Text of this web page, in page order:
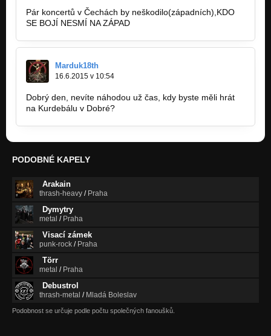
Pár koncertů v Čechách by neškodilo(západních),KDO
SE BOJÍ NESMÍ NA ZÁPAD
Marduk18th
16.6.2015 v 10:54
Dobrý den, nevíte náhodou už čas, kdy byste měli hrát
na Kurdebálu v Dobré?
PODOBNÉ KAPELY
Arakain
thrash-heavy / Praha
Dymytry
metal / Praha
Visací zámek
punk-rock / Praha
Törr
metal / Praha
Debustrol
thrash-metal / Mladá Boleslav
Podobnost se určuje podle počtu společných fanoušků.